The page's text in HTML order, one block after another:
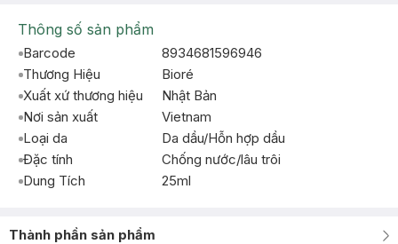
Thông số sản phẩm
Barcode
8934681596946
Thương Hiệu
Bioré
Xuất xứ thương hiệu
Nhật Bản
Nơi sản xuất
Vietnam
Loại da
Da dầu/Hỗn hợp dầu
Đặc tính
Chống nước/lâu trôi
Dung Tích
25ml
Thành phần sản phẩm